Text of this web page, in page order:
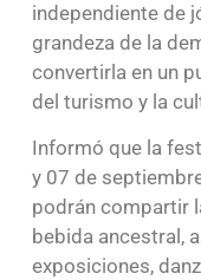
independiente de
grandeza de la
convertirla en un
del turismo y la
Informó que la
y 07 de
podrán compartir
bebida ancestral,
exposiciones,